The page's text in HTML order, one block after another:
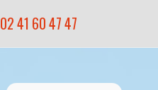
02 41 60 47 47